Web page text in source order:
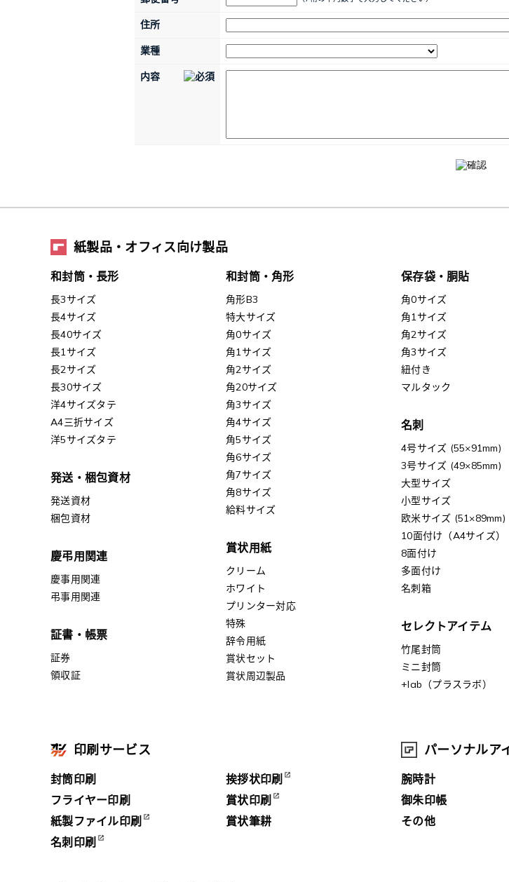
住所
業種
内容
紙製品・オフィス向け製品
和封筒・長形
長3サイズ
長4サイズ
長40サイズ
長1サイズ
長2サイズ
長30サイズ
洋4サイズタテ
A4三折サイズ
洋5サイズタテ
発送・梱包資材
発送資材
梱包資材
慶弔用関連
慶事用関連
弔事用関連
証書・帳票
証券
領収証
和封筒・角形
角形B3
特大サイズ
角0サイズ
角1サイズ
角2サイズ
角20サイズ
角3サイズ
角4サイズ
角5サイズ
角6サイズ
角7サイズ
角8サイズ
給料サイズ
賞状用紙
クリーム
ホワイト
プリンター対応
特殊
辞令用紙
賞状セット
賞状周辺製品
保存袋・胴貼
角0サイズ
角1サイズ
角2サイズ
角3サイズ
紐付き
マルタック
名刺
4号サイズ (55×91mm)
3号サイズ (49×85mm)
大型サイズ
小型サイズ
欧米サイズ (51×89mm)
10面付け（A4サイズ）
8面付け
多面付け
名刺箱
セレクトアイテム
竹尾封筒
ミニ封筒
+lab（プラスラボ）
印刷サービス
封筒印刷
フライヤー印刷
紙製ファイル印刷
名刺印刷
挨拶状印刷
賞状印刷
賞状筆耕
パーソナルア
腕時計
御朱印帳
その他